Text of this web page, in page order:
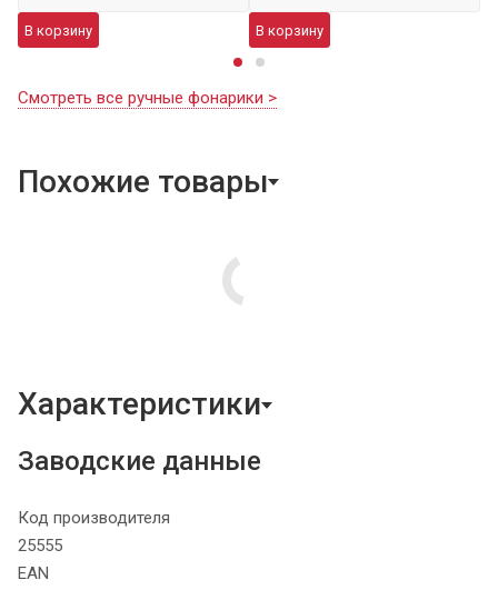
В корзину В корзину
Смотреть все ручные фонарики >
Похожие товары
Характеристики
Заводские данные
Код производителя
25555
EAN